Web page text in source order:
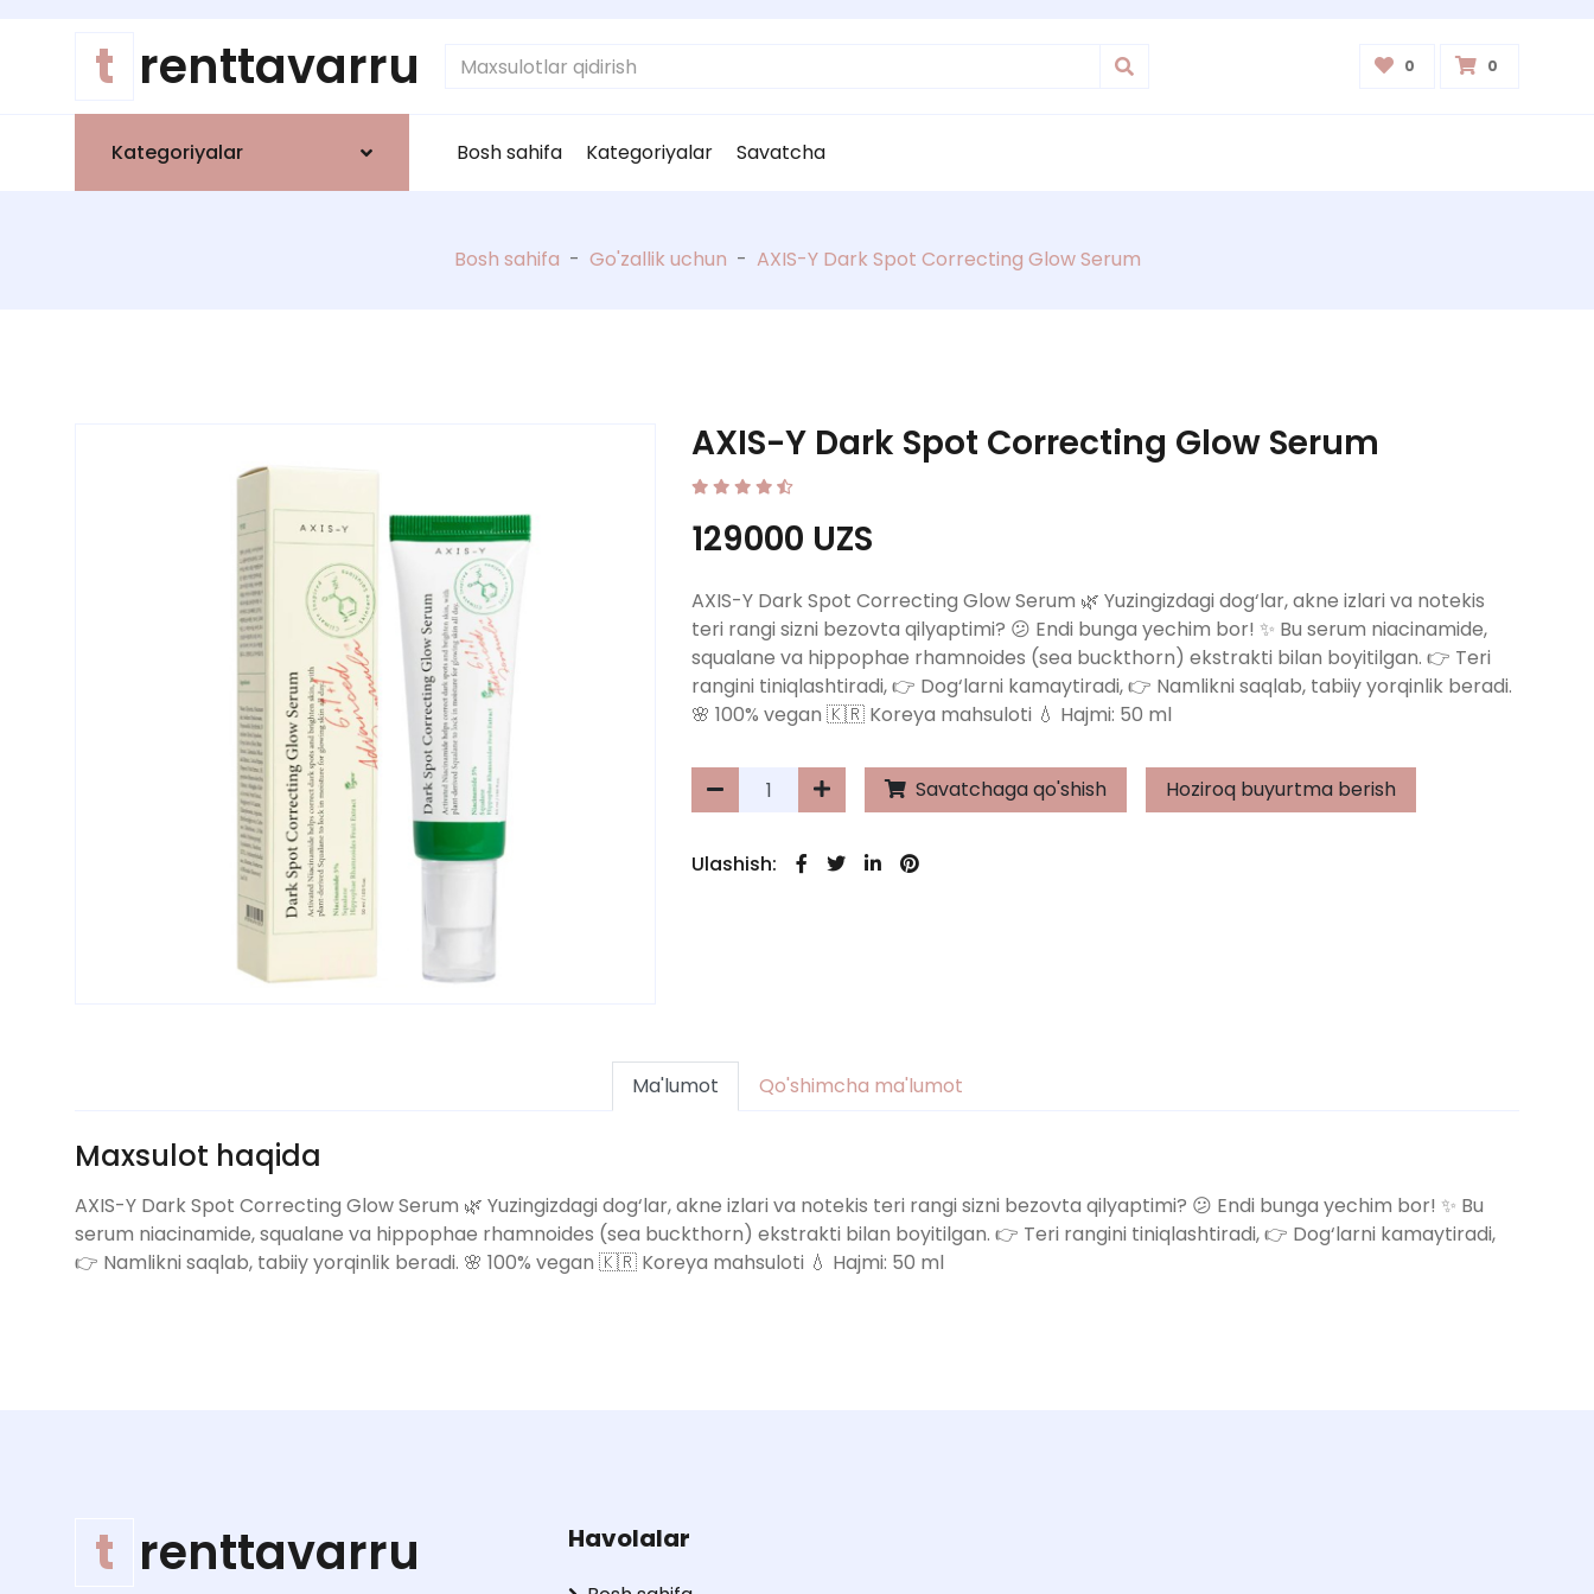
t renttavarru 0 0
Kategoriyalar Bosh sahifa Kategoriyalar Savatcha
Bosh sahifa - Go'zallik uchun - AXIS-Y Dark Spot Correcting Glow Serum
AXIS-Y Dark Spot Correcting Glow Serum
129000 UZS
AXIS-Y Dark Spot Correcting Glow Serum 🌿 Yuzingizdagi dog‘lar, akne izlari va notekis
teri rangi sizni bezovta qilyaptimi? 😕 Endi bunga yechim bor! ✨ Bu serum niacinamide,
squalane va hippophae rhamnoides (sea buckthorn) ekstrakti bilan boyitilgan. 👉 Teri
rangini tiniqlashtiradi, 👉 Dog‘larni kamaytiradi, 👉 Namlikni saqlab, tabiiy yorqinlik beradi.
🌸 100% vegan 🇰🇷 Koreya mahsuloti 💧 Hajmi: 50 ml
Savatchaga qo'shish Hoziroq buyurtma berish
Ulashish:
Ma'lumot Qo'shimcha ma'lumot
Maxsulot haqida
AXIS-Y Dark Spot Correcting Glow Serum 🌿 Yuzingizdagi dog‘lar, akne izlari va notekis teri rangi sizni bezovta qilyaptimi? 😕 Endi bunga yechim bor! ✨ Bu
serum niacinamide, squalane va hippophae rhamnoides (sea buckthorn) ekstrakti bilan boyitilgan. 👉 Teri rangini tiniqlashtiradi, 👉 Dog‘larni kamaytiradi,
👉 Namlikni saqlab, tabiiy yorqinlik beradi. 🌸 100% vegan 🇰🇷 Koreya mahsuloti 💧 Hajmi: 50 ml
t renttavarru Havolalar